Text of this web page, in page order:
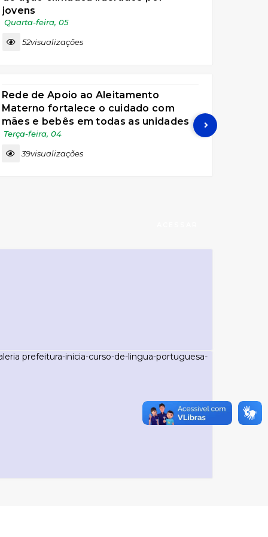
jovens
Quarta-feira 05
52visualizações
Rede de Apoio ao Aleitamento
Materno fortalece o cuidado com
mães e bebês em todas as unidades
de saúde de Piraquara
Terça-feira 04
39visualizações